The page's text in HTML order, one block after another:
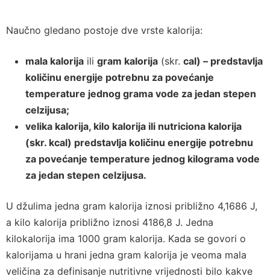
Naučno gledano postoje dve vrste kalorija:
mala kalorija ili gram kalorija (skr. cal) – predstavlja
količinu energije potrebnu za povećanje
temperature jednog grama vode za jedan stepen
celzijusa;
velika kalorija, kilo kalorija ili nutriciona kalorija
(skr. kcal) predstavlja količinu energije potrebnu
za povećanje temperature jednog kilograma vode
za jedan stepen celzijusa.
U džulima jedna gram kalorija iznosi približno 4,1686 J,
a kilo kalorija približno iznosi 4186,8 J. Jedna
kilokalorija ima 1000 gram kalorija. Kada se govori o
kalorijama u hrani jedna gram kalorija je veoma mala
veličina za definisanje nutritivne vrijednosti bilo kakve